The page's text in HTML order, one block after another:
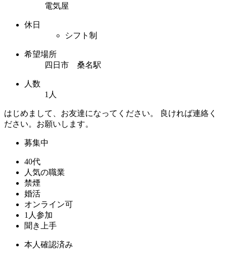
電気屋
休日
シフト制
希望場所
四日市 桑名駅
人数
1人
はじめまして、お友達になってください。 良ければ連絡く
ださい。お願いします。
募集中
40代
人気の職業
禁煙
婚活
オンライン可
1人参加
聞き上手
本人確認済み